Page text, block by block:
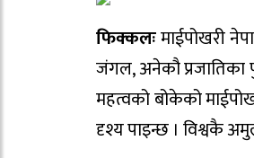
फिक्कलःमाईपोखरी
जंगल, अनेकौ
महत्वको बोकेको
दृश्य पाइन्छ । विश्वकै